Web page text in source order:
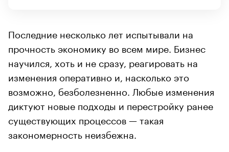
Последние несколько лет испытывали на
прочность экономику во всем мире. Бизнес
научился, хоть и не сразу, реагировать на
изменения оперативно и, насколько это
возможно, безболезненно. Любые изменения
диктуют новые подходы и перестройку ранее
существующих процессов — такая
закономерность неизбежна.